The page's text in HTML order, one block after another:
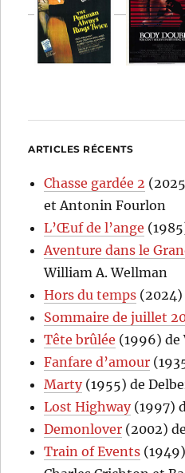
ARTICLES RÉCENTS
Chasse gardée 2
et Antonin Fourlon
L’Œuf de l’ange
Aventure dans le
William A. Wellman
Hors du temps (2024)
Sommaire de juillet
Tête brûlée (1996) de
Fanfare d’amour
Marty(1955) de
Lost Highway(1997)
Demonlover (2002)
Train of Events